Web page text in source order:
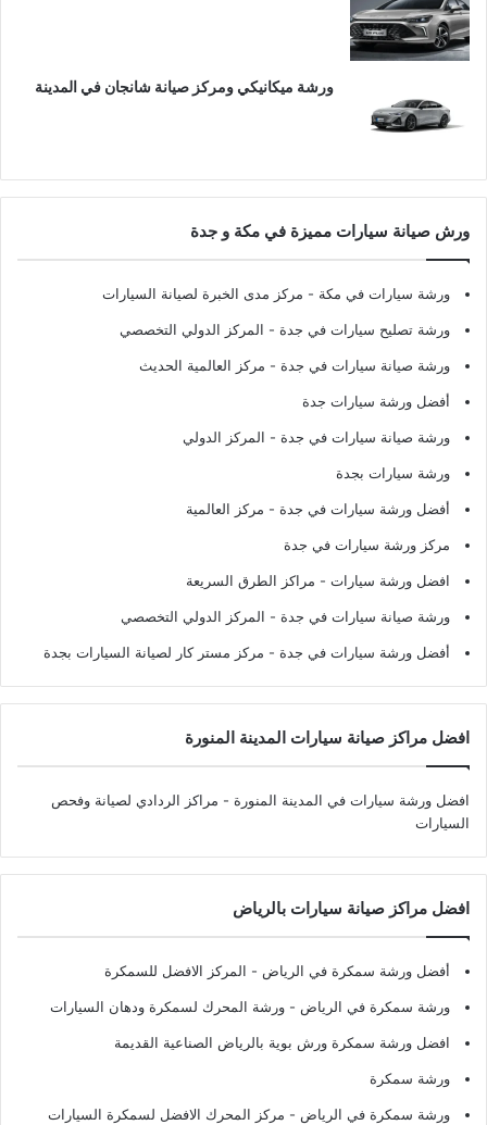
ورشة ميكانيكي ومركز صيانة شانجان في المدينة
ورش صيانة سيارات مميزة في مكة و جدة
ورشة سيارات في مكة - مركز مدى الخبرة لصيانة السيارات
ورشة تصليح سيارات في جدة - المركز الدولي التخصصي
ورشة صيانة سيارات في جدة - مركز العالمية الحديث
أفضل ورشة سيارات جدة
ورشة صيانة سيارات في جدة - المركز الدولي
ورشة سيارات بجدة
أفضل ورشة سيارات في جدة - مركز العالمية
مركز ورشة سيارات في جدة
افضل ورشة سيارات - مراكز الطرق السريعة
ورشة صيانة سيارات في جدة - المركز الدولي التخصصي
أفضل ورشة سيارات في جدة - مركز مستر كار لصيانة السيارات بجدة
افضل مراكز صيانة سيارات المدينة المنورة
افضل ورشة سيارات في المدينة المنورة - مراكز الردادي لصيانة وفحص
السيارات
افضل مراكز صيانة سيارات بالرياض
أفضل ورشة سمكرة في الرياض - المركز الافضل للسمكرة
ورشة سمكرة في الرياض - ورشة المحرك لسمكرة ودهان السيارات
افضل ورشة سمكرة ورش بوية بالرياض الصناعية القديمة
ورشة سمكرة
ورشة سمكرة في الرياض - مركز المحرك الافضل لسمكرة السيارات